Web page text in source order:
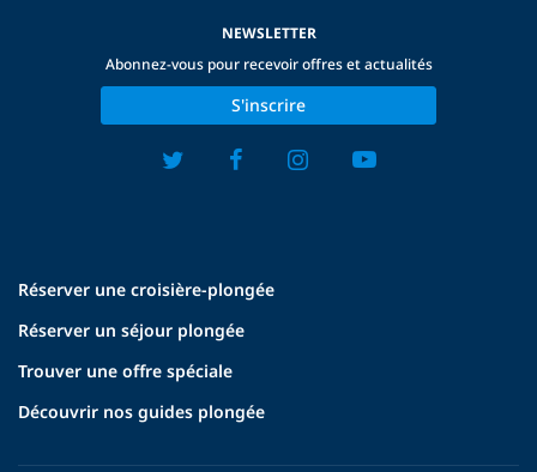
Réserver une croisière-plongée
Réserver un séjour plongée
Trouver une offre spéciale
Découvrir nos guides plongée
NEWSLETTER
Abonnez-vous pour recevoir offres et actualités
S'inscrire